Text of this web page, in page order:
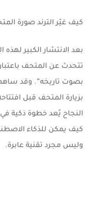
كيف غيّر الترند صورة
بعد الانتشار الكبير
تتحدث عن المتحف
بصوت تاريخه”. وقد ساهم
بزيارة المتحف قبل
النجاح يُعد خطوة ذكية في
كيف يمكن للذكاء
وليس مجرد تقنية عابرة.